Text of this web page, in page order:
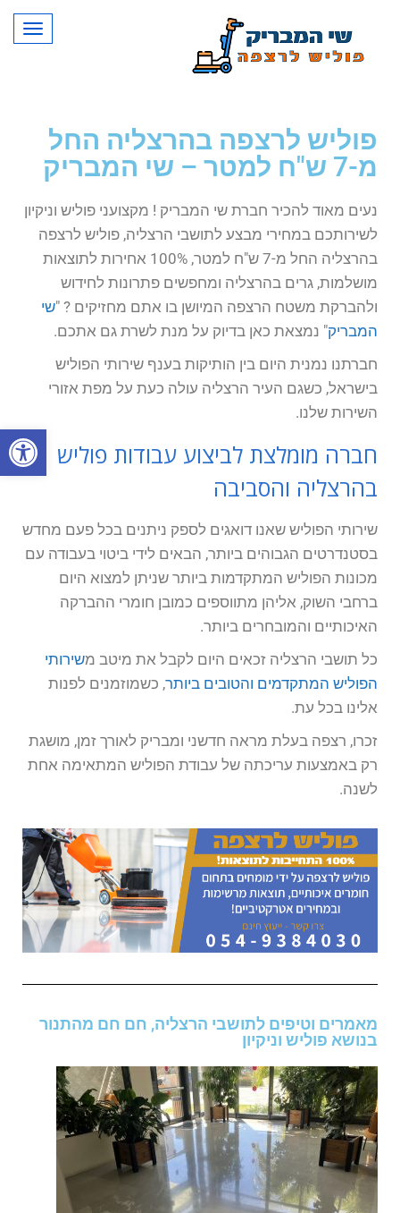
פתח
פוליש לרצפה בהרצליה החל
מ-7 ש"ח למטר – שי המבריק
נעים מאוד להכיר חברת שי המבריק ! מקצועני פוליש וניקיון
לשירותכם במחירי מבצע לתושבי הרצליה, פוליש לרצפה
בהרצליה החל מ-7 ש"ח למטר, 100% אחירות לתוצאות
מושלמות, גרים בהרצליה ומחפשים פתרונות לחידוש
ולהברקת משטח הרצפה המיושן בו אתם מחזיקים ? "שי
המבריק" נמצאת כאן בדיוק על מנת לשרת גם אתכם.
חברתנו נמנית היום בין הותיקות בענף שירותי הפוליש
בישראל, כשגם העיר הרצליה עולה כעת על מפת אזורי
השירות שלנו.
חברה מומלצת לביצוע עבודות פוליש
בהרצליה והסביבה
שירותי הפוליש שאנו דואגים לספק ניתנים בכל פעם מחדש
בסטנדרטים הגבוהים ביותר, הבאים לידי ביטוי בעבודה עם
מכונות הפוליש המתקדמות ביותר שניתן למצוא היום
ברחבי השוק, אליהן מתווספים כמובן חומרי ההברקה
האיכותיים והמובחרים ביותר.
כל תושבי הרצליה זכאים היום לקבל את מיטב משירותי
הפוליש המתקדמים והטובים ביותר, כשמוזמנים לפנות
אלינו בכל עת.
זכרו, רצפה בעלת מראה חדשני ומבריק לאורך זמן, מושגת
רק באמצעות עריכתה של עבודת הפוליש המתאימה אחת
לשנה.
מאמרים וטיפים לתושבי הרצליה, חם חם מהתנור
בנושא פוליש וניקיון